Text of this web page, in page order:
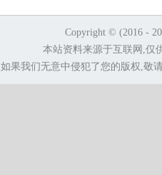
Copyright © (2016 -
本站资料来源于互联网,仅
如果我们无意中侵犯了您的版权,敬